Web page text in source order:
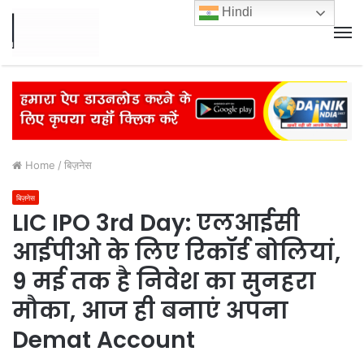
Home / बिज़नेस
बिज़नेस
LIC IPO 3rd Day: एलआईसी
आईपीओ के लिए रिकॉर्ड बोलियां,
9 मई तक है निवेश का सुनहरा
मौका, आज ही बनाएं अपना
Demat Account
Hindi